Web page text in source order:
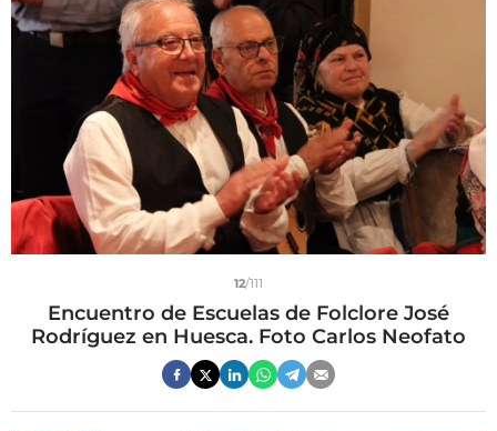
12/111
Encuentro de Escuelas de Folclore José
Rodríguez en Huesca. Foto Carlos Neofato